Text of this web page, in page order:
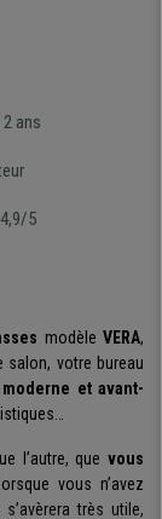
ans
5
modèleVERA,
salon, votre bureau
et avant-
l’autre, que vous
lorsque vous n’avez
très utile,